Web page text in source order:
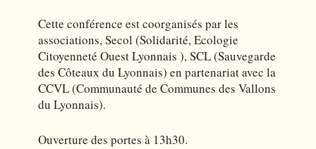
Cette conférence est coorganisés par les
associations, Secol (Solidarité, Ecologie
Citoyenneté Ouest Lyonnais ), SCL (Sauvegarde
des Côteaux du Lyonnais) en partenariat avec la
CCVL (Communauté de Communes des Vallons
du Lyonnais).
Ouverture des portes à 13h30.